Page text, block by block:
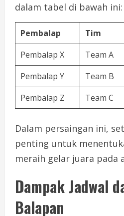
dalam tabel di bawah ini:
Pembalap Tim
Pembalap X
Team A
Pembalap Y
Team B
Pembalap Z
Team C
Dalam persaingan ini,
penting untuk
meraih gelar juara pada
Dampak Jadwal
Balapan